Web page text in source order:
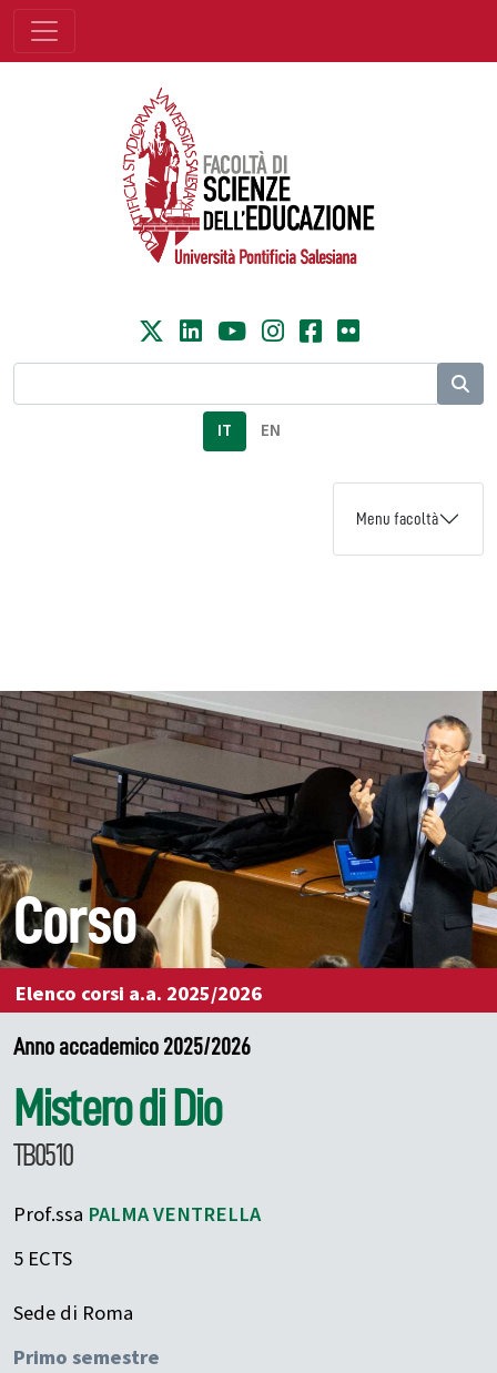
IT EN
Menu facoltà
Corso
Elenco corsi a.a. 2025/2026
Anno accademico 2025/2026
Mistero di Dio
TB0510
Prof.ssa PALMAVENTRELLA
5 ECTS
Sede di Roma
Primo semestre